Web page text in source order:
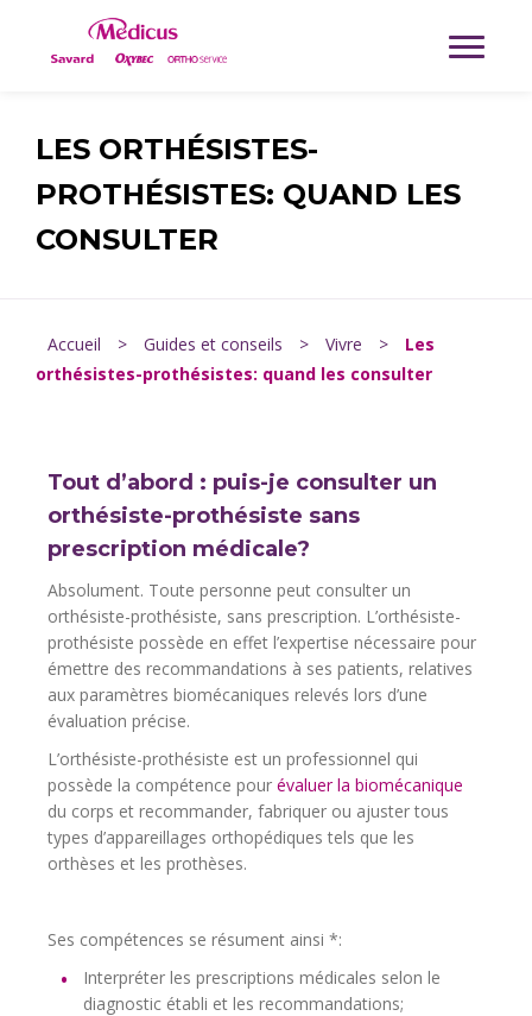
LES ORTHÉSISTES-
PROTHÉSISTES: QUAND LES
CONSULTER
Accueil > Guides et conseils > Vivre >
Les
orthésistes-prothésistes: quand les consulter
Tout d’abord : puis-je consulter un
orthésiste-prothésiste sans
prescription médicale?
Absolument. Toute personne peut consulter un
orthésiste-prothésiste, sans prescription. L’orthésiste-
prothésiste possède en effet l’expertise nécessaire pour
émettre des recommandations à ses patients, relatives
aux paramètres biomécaniques relevés lors d’une
évaluation précise.
L’orthésiste-prothésiste est un professionnel qui
possède la compétence pour évaluer la biomécanique
du corps et recommander, fabriquer ou ajuster tous
types d’appareillages orthopédiques tels que les
orthèses et les prothèses.
Ses compétences se résument ainsi *:
Interpréter les prescriptions médicales selon le
diagnostic établi et les recommandations;